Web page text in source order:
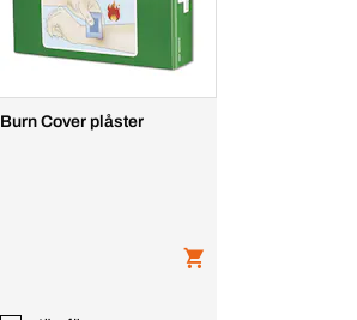
Burn Cover plåster